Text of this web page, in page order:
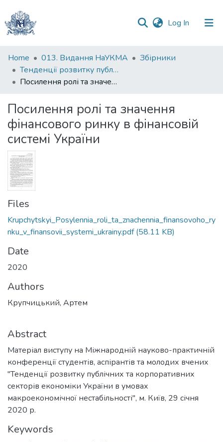
Log In (current)
Communities
&
Collections
Statistics
Home 013. Видання НаУКМА
Збірники
Тенденції розвитку публічних та корпоративних секторів економіки України в умовах макроекономічної нестабільності: матеріали Міжнародної науково-практичної конференції студентів, аспірантів та молодих вчених
Посилення ролі та значення фінансового ринку в фінансовій системі України
Посилення ролі та значення
фінансового ринку в фінансовій
системі України
Files
Krupchytskyi_Posylennia_roli_ta_znachennia_finansovoho_ry
nku_v_finansovii_systemi_ukrainy.pdf(58.11 KB)
Date
2020
Authors
Крупчицький, Артем
Abstract
Матеріал виступу на Міжнародній науково-практичній
конференції студентів, аспірантів та молодих вчених
"Тенденції розвитку публічних та корпоративних
секторів економіки України в умовах
макроекономічної нестабільності", м. Київ, 29 січня
2020 р.
Keywords